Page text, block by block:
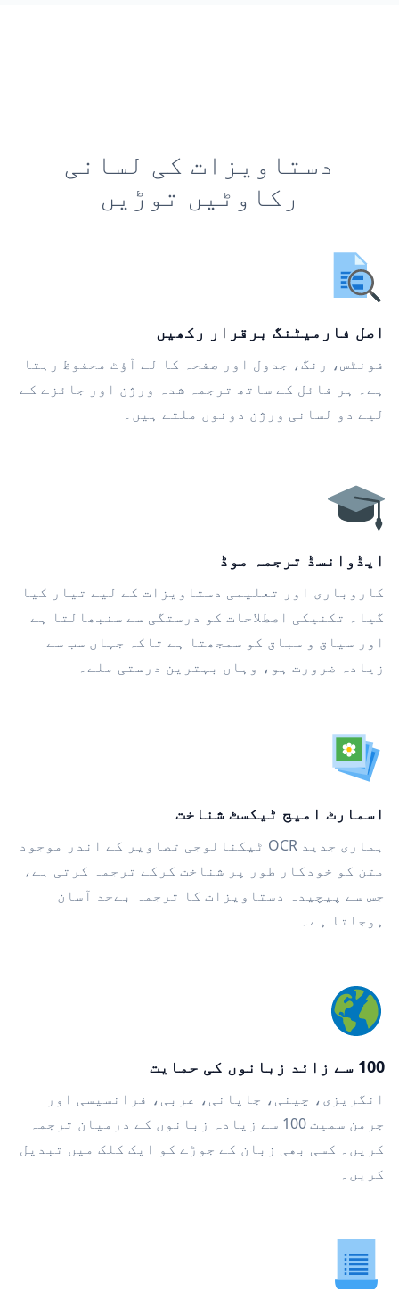
دستاویزات کی لسانی
رکاوٹیں توڑیں
اصل فارمیٹنگ برقرار رکھیں
فونٹس، رنگ، جدول اور صفحہ کا لے آؤٹ محفوظ رہتا
ہے۔ ہر فائل کے ساتھ ترجمہ شدہ ورژن اور جائزے کے
لیے دو لسانی ورژن دونوں ملتے ہیں۔
ایڈوانسڈ ترجمہ موڈ
کاروباری اور تعلیمی دستاویزات کے لیے تیار کیا
گیا۔ تکنیکی اصطلاحات کو درستگی سے سنبھالتا ہے
اور سیاق و سباق کو سمجھتا ہے تاکہ جہاں سب سے
زیادہ ضرورت ہو، وہاں بہترین درستی ملے۔
اسمارٹ امیج ٹیکسٹ شناخت
ہماری جدید OCR ٹیکنالوجی تصاویر کے اندر موجود
متن کو خودکار طور پر شناخت کرکے ترجمہ کرتی ہے،
جس سے پیچیدہ دستاویزات کا ترجمہ بےحد آسان
ہوجاتا ہے۔
100 سے زائد زبانوں کی حمایت
انگریزی، چینی، جاپانی، عربی، فرانسیسی اور
جرمن سمیت 100 سے زیادہ زبانوں کے درمیان ترجمہ
کریں۔ کسی بھی زبان کے جوڑے کو ایک کلک میں تبدیل
کریں۔